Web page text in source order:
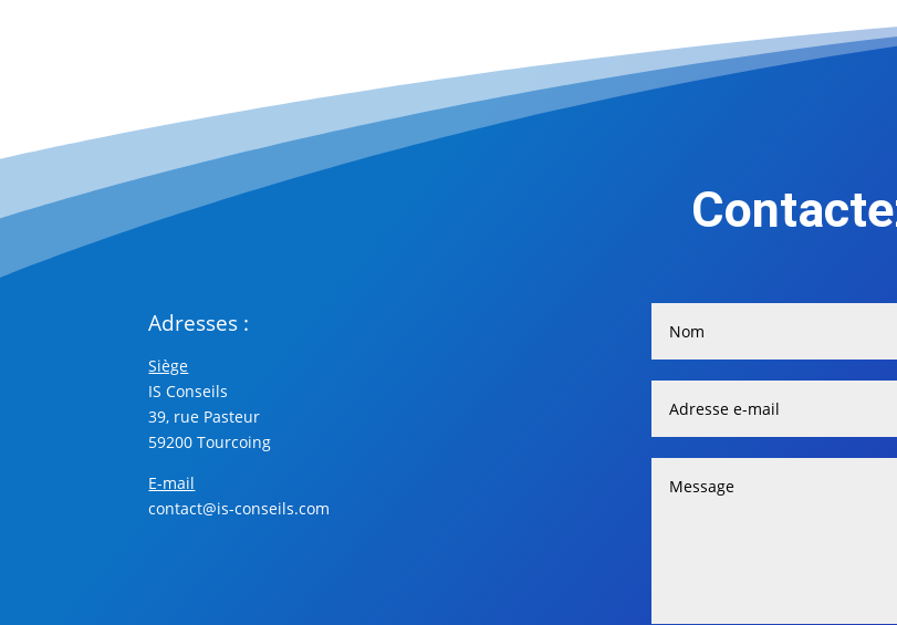
Adresses :
Siège
IS Conseils
39, rue Pasteur
59200 Tourcoing
E-mail
contact@is-conseils.com